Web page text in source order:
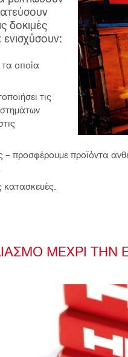
δοκιμές
τα οποία
τις
προσφέρουμε προϊόντα
κατασκευές.
ΜΕΧΡΙ ΤΗΝ